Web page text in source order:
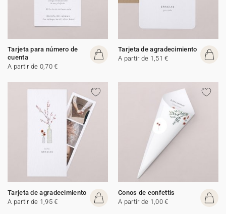
Tarjeta para número de
cuenta
A partir de 0,70 €
Tarjeta de agradecimiento
A partir de 1,51 €
Tarjeta de agradecimiento
A partir de 1,95 €
Conos de confettis
A partir de 1,00 €